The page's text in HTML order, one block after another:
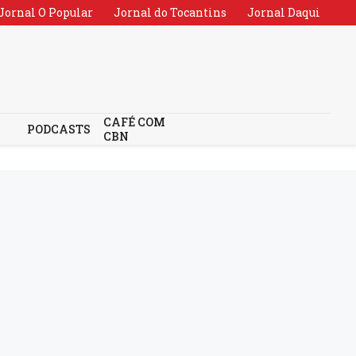
O Popular Jornal do Tocantins Jornal Daqui
PODCASTS
CAFÉ COM
CBN